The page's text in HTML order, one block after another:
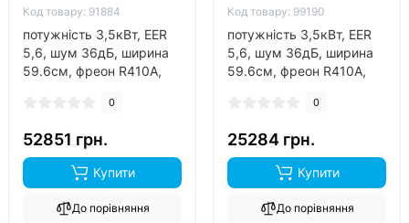
Код товару: 91884
потужність 3,5кВт, EER
5,6, шум 36дБ, ширина
59.6см, фреон R410A,
0
52851 грн.
Купити
До порівняння
Код товару: 99190
потужність 3,5кВт, EER
5,6, шум 36дБ, ширина
59.6см, фреон R410A,
0
25284 грн.
Купити
До порівняння